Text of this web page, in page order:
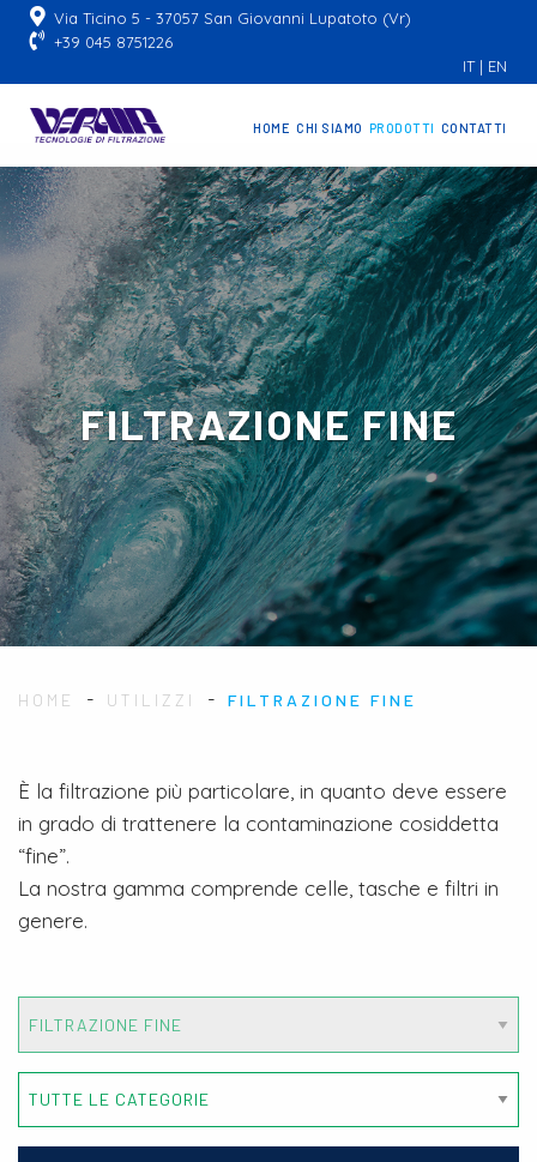
Via Ticino 5 - 37057 San Giovanni Lupatoto (Vr)
+39 045 8751226
IT| EN
HOME CHI SIAMO PRODOTTI CONTATTI
FILTRAZIONE FINE
HOME - UTILIZZI - FILTRAZIONE FINE
È la filtrazione più particolare, in quanto deve essere
in grado di trattenere la contaminazione cosiddetta
“fine”.
La nostra gamma comprende celle, tasche e filtri in
genere.